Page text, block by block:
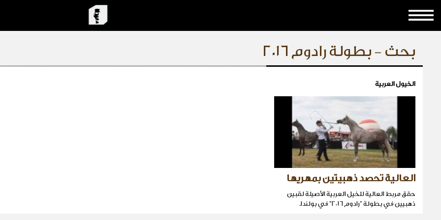
بحث - بطولة رادوم ٢٠١٦
الخيول العربية
العالية تحصد ذهبيتين بمهريها
حقق مربط العالية للخيل العربية الأصيلة لقبين
ذهبيين في بطولة "رادوم ٢٠١٦" في بولندا.